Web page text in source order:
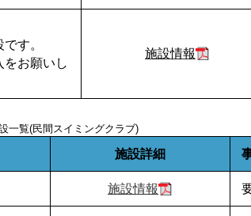
す。
お願いし
施設情報
一覧(民間スイミングクラブ)
施設詳細
施設情報